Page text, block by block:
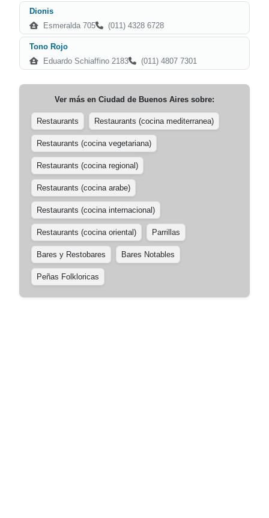
Dionis
Esmeralda 705
(011) 4328 6728
Tono Rojo
Eduardo Schiaffino 2183
(011) 4807 7301
Ver más en Ciudad de Buenos Aires sobre:
Restaurants Restaurants (cocina mediterranea)
Restaurants (cocina vegetariana)
Restaurants (cocina regional)
Restaurants (cocina arabe)
Restaurants (cocina internacional)
Restaurants (cocina oriental) Parrillas
Bares y Restobares Bares Notables
Peñas Folkloricas